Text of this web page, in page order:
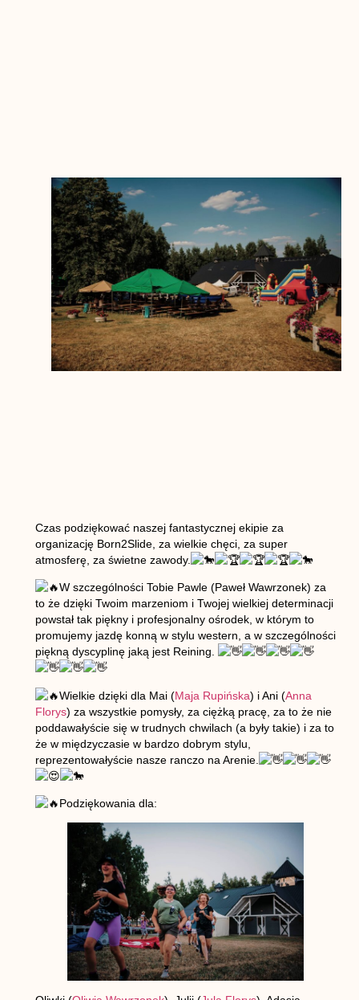
Czas podziękować naszej fantastycznej ekipie za
organizację Born2Slide, za wielkie chęci, za super
atmosferę, za świetne zawody.
W szczególności Tobie Pawle (Paweł Wawrzonek) za
to że dzięki Twoim marzeniom i Twojej wielkiej determinacji
powstał tak piękny i profesjonalny ośrodek, w którym to
promujemy jazdę konną w stylu western, a w szczególności
piękną dyscyplinę jaką jest Reining.
Wielkie dzięki dla Mai (Maja Rupińska) i Ani (Anna
Florys) za wszystkie pomysły, za ciężką pracę, za to że nie
poddawałyście się w trudnych chwilach (a były takie) i za to
że w międzyczasie w bardzo dobrym stylu,
reprezentowałyście nasze ranczo na Arenie.
Podziękowania dla: